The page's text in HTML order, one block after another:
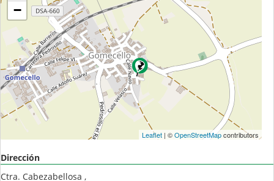
−
Leaflet| ©OpenStreetMapcontributors
Dirección
Ctra. Cabezabellosa ,